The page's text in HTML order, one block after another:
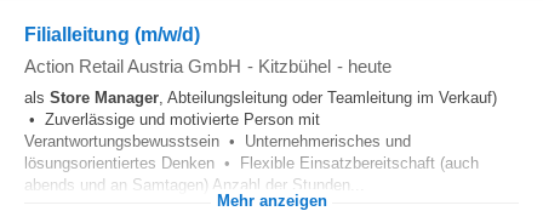
Filialleitung (m/w/d)
Action Retail Austria GmbH - Kitzbühel - heute
als Store Manager, Abteilungsleitung oder Teamleitung im Verkauf)
• Zuverlässige und motivierte Person mit
Verantwortungsbewusstsein • Unternehmerisches und
lösungsorientiertes Denken • Flexible Einsatzbereitschaft (auch
abends und an Samtagen) Anzahl der Stunden...
Mehr anzeigen